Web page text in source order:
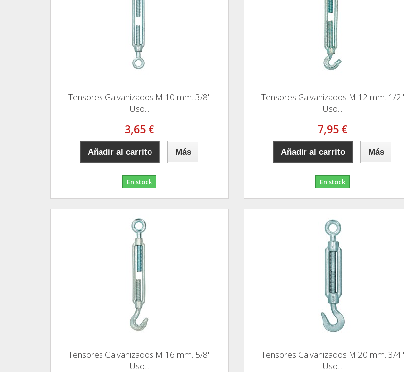
Tensores Galvanizados M 10 mm. 3/8"
Uso...
3,65 €
Añadir al carrito Más
En stock
Tensores Galvanizados M 12 mm. 1/2"
Uso...
7,95 €
Añadir al carrito Más
En stock
Tensores Galvanizados M 16 mm. 5/8"
Uso...
Tensores Galvanizados M 20 mm. 3/4"
Uso...